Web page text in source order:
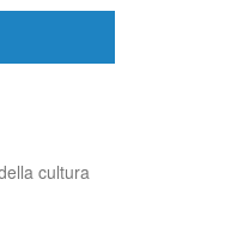
cultura